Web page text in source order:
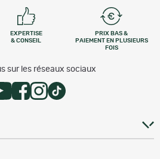
EXPERTISE
& CONSEIL
PRIX BAS &
PAIEMENT EN PLUSIEURS
FOIS
sur les réseaux sociaux